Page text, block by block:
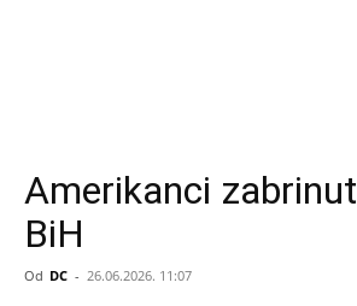
Amerikanci
BiH
Od DC - 26.06.2026. 11:07